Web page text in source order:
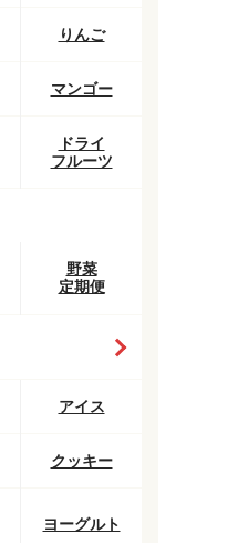
りんご
マンゴー
ドライ
フルーツ
野菜
定期便
アイス
クッキー
ヨーグルト